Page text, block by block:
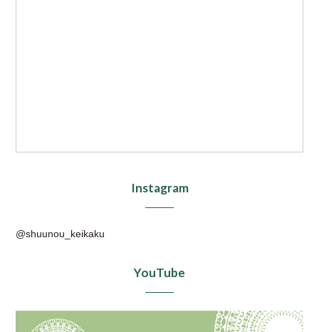
Instagram
@shuunou_keikaku
YouTube